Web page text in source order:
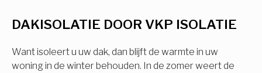
DAKISOLATIE DOOR VKP ISOLATIE
Want isoleert u uw dak, dan blijft de warmte in uw
woning in de winter behouden. In de zomer weert de